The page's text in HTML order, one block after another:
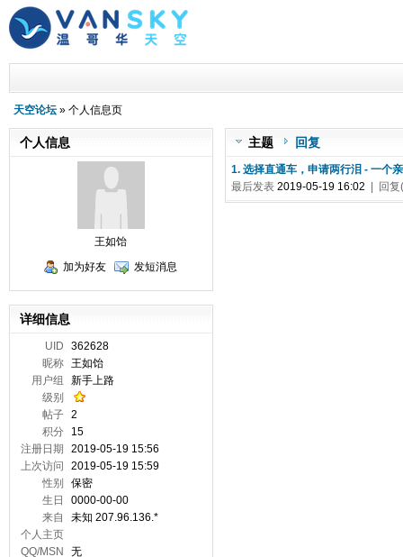
天空论坛 » 个人信息页
主题 回复
1. 选择直通车，申请两行泪 - 一个
最后发表2019-05-19 16:02 | 回
个人信息
王如饴
加为好友
发短消息
详细信息
UID
362628
昵称 王如饴
用户组
新手上路
级别
帖子 2
积分
15
注册日期
2019-05-19 15:56
上次访问
2019-05-19 15:59
性别
保密
生日
0000-00-00
来自
未知 207.96.136.*
个人主页
QQ/MSN
无